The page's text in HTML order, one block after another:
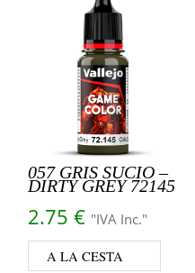
057 GRIS SUCIO –
DIRTY GREY 72145
2.75 € "IVA Inc."
A LA CESTA